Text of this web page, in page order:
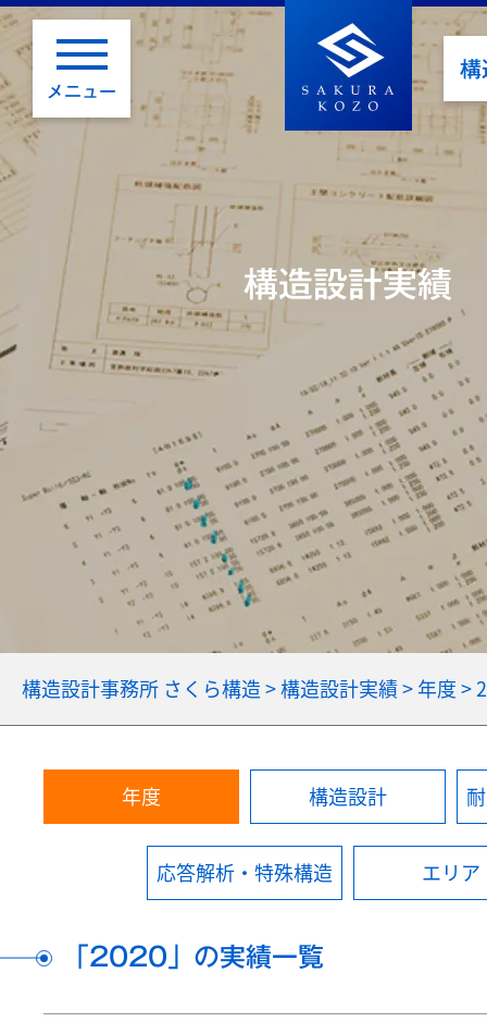
メニュー
構
構造設計実績
構造設計事務所 さくら構造>構造設計実績>年度>
年度 構造設計
応答解析・特殊構造 エリア
2020 」の実績一覧